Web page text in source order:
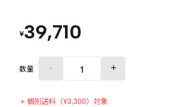
¥39,710
数量 - +
個別送料（¥3,300）対象